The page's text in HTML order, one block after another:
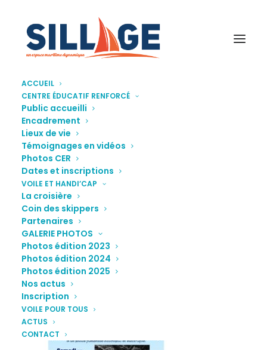
ACCUEIL
CENTRE ÉDUCATIF RENFORCÉ
Public accueilli
Encadrement
Lieux de vie
Témoignages en vidéos
Photos CER
Dates et inscriptions
VOILE ET HANDI’CAP
La croisière
Coin des skippers
Partenaires
GALERIE PHOTOS
Photos édition 2023
Photos édition 2024
Photos édition 2025
Nos actus
Inscription
VOILE POUR TOUS
ACTUS
CONTACT
ConcertSoutien-Voile-et-handicap
Accueil
Concert de soutien Voile et Handi'cap 2021
ConcertSoutien-Voile-et-handicap